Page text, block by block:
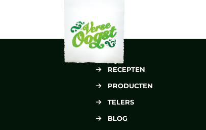
RECEPTEN
PRODUCTEN
TELERS
BLOG